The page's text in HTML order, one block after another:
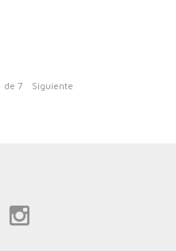
de 7 Siguiente